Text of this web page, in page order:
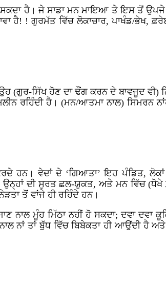
ਹੈ। ਜੇ ਸਾਡਾ ਮਨ ਮਾਇਆ ਤੇ ਇਸ ਤੋਂ ਉਪਜੇ
ਹੈ! ! ਗੁਰਮੱਤ ਵਿੱਚ ਲੋਕਾਚਾਰ, ਪਾਖੰਡ/
(ਗੁਰ-ਸਿੱਖ ਹੋਣ ਦਾ ਢੌਂਗ ਕਰਨ ਦੇ ਬਾਵਜੂਦ ਵੀ)
ਰਹਿੰਦੀ ਹੈ। (ਮਨ/ਆਤਮਾ ਨਾਲ) ਸਿਮਰਨ
ਹਨ। ਵੇਦਾਂ ਦੇ ‘ਗਿਆਤਾ’ ਇਹ ਪੰਡਿਤ,
ਉਨ੍ਹਾਂ ਦੀ ਸੁਰਤ ਛਲ-ਯੁਕਤ, ਅਤੇ ਮਨ ਵਿੱਚ
ਤੋਂ ਵਾਂਜੇ ਹੀ ਰਹਿੰਦੇ ਹਨ।
ਨਾਲ ਮੂੰਹ ਮਿੱਠਾ ਨਹੀਂ ਹੋ ਸਕਦਾ; ਦਵਾ ਦਵਾ
ਨਾਂ ਤਾਂ ਬੁੱਧ ਵਿੱਚ ਬਿਬੇਕਤਾ ਹੀ ਆਉਂਦੀ ਹੈ